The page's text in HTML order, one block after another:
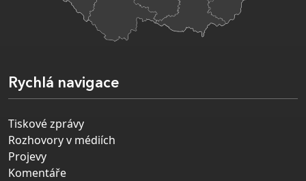
Rychlá navigace
Tiskové zprávy
Rozhovory v médiích
Projevy
Komentáře